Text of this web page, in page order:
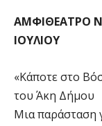
ΑΜΦΙΘΕΑΤΡΟ
ΙΟΥΛΙΟΥ
«Κάποτε στο
του Άκη Δήμου
Μια παράσταση